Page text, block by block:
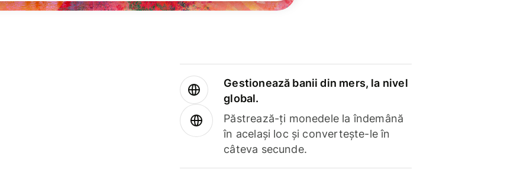
Gestionează banii din mers, la nivel
global.
Păstrează-ți monedele la îndemână
în același loc și convertește-le în
câteva secunde.